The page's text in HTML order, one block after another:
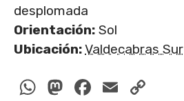
desplomada
Orientación: Sol
Ubicación:Valdecabras Sur
WhatsApp
Mastodon
Facebook
Email